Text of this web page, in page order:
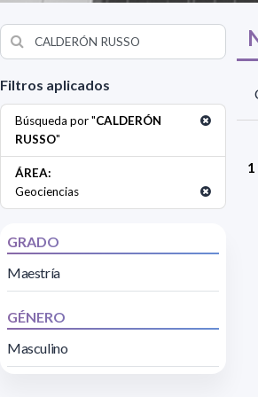
Filtros aplicados
Búsqueda por "CALDERÓN
RUSSO"
ÁREA:
Geociencias
GRADO
Maestría
GÉNERO
Masculino